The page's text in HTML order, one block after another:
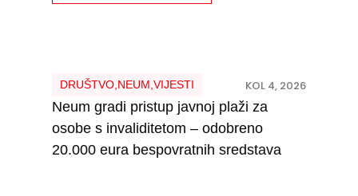
DRUŠTVO, NEUM VIJESTI KOL 4, 2026
Neum gradi pristup javnoj plaži za
osobe s invaliditetom – odobreno
20.000 eura bespovratnih sredstava